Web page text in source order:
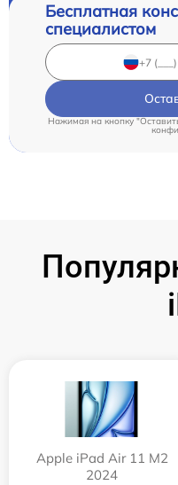
Бесплатная
специалистом
Нажимая на кнопку
Apple iPad Air 11 M2
2024